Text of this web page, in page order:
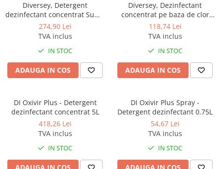
Detergenti geamuri
Detergenti pardoseala
Detergenti toaleta, grup sanitar
Room Care
Dezinfectanti maini
Dezinfectanti medicali profesionali
Dezinfectanti suprafete
Dispensere / Dozatoare
Dozatoare dezinfectanti
Diversey, Detergent
dezinfectant concentrat Suma
Bac D10, 1.4L
274,90 Lei
TVA inclus
IN STOC
ADAUGA IN COS
Diversey, Dezinfectant
concentrat pe baza de clor
(cloramina), Suma Tab D4, 300
tablete
118,74 Lei
TVA inclus
IN STOC
ADAUGA IN COS
DI Oxivir Plus - Detergent
dezinfectant concentrat 5L
418,26 Lei
TVA inclus
IN STOC
DI Oxivir Plus Spray -
Detergent dezinfectant 0.75L
54,67 Lei
TVA inclus
IN STOC